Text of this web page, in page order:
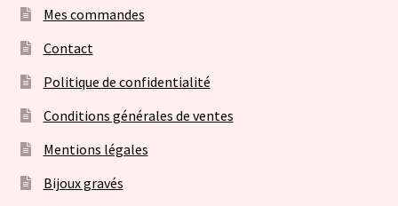
Mes commandes
Contact
Politique de confidentialité
Conditions générales de ventes
Mentions légales
Bijoux gravés